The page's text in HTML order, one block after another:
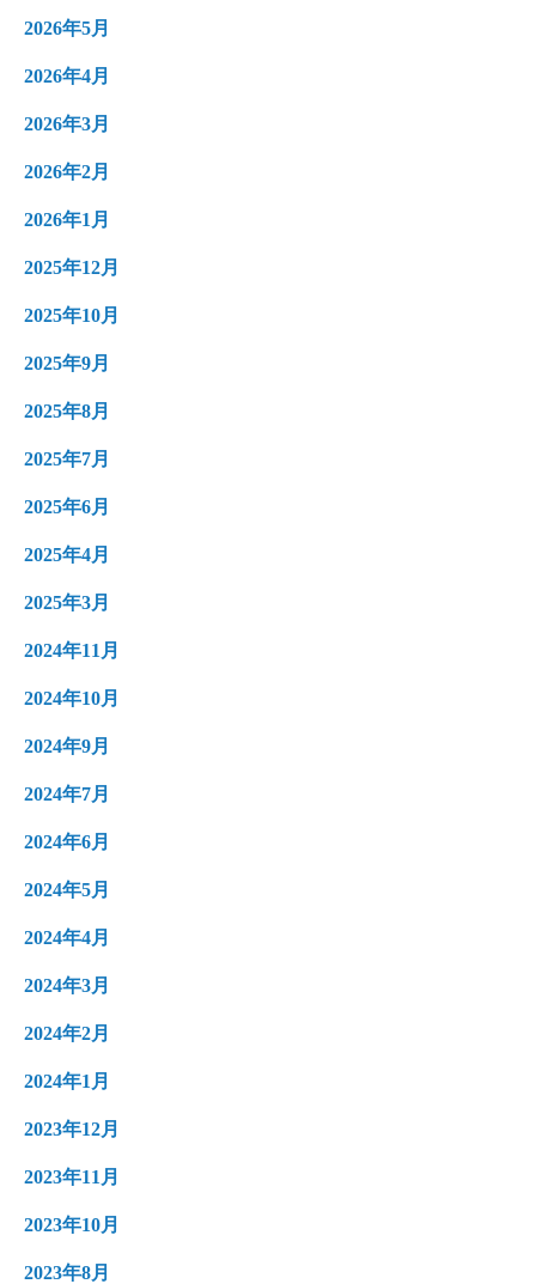
2026年5月
2026年4月
2026年3月
2026年2月
2026年1月
2025年12月
2025年10月
2025年9月
2025年8月
2025年7月
2025年6月
2025年4月
2025年3月
2024年11月
2024年10月
2024年9月
2024年7月
2024年6月
2024年5月
2024年4月
2024年3月
2024年2月
2024年1月
2023年12月
2023年11月
2023年10月
2023年8月